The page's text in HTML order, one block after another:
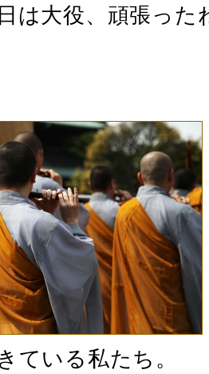
は大役、頑張っ
ている私たち。